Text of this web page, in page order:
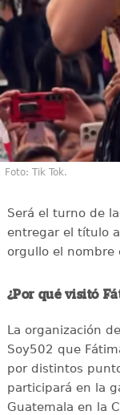
Foto: Tik Tok.
Será el turno de
entregar el título
orgullo el nombre
¿Por qué visitó
La organización de
Soy502 que
por distintos
participará en la
Guatemala en la